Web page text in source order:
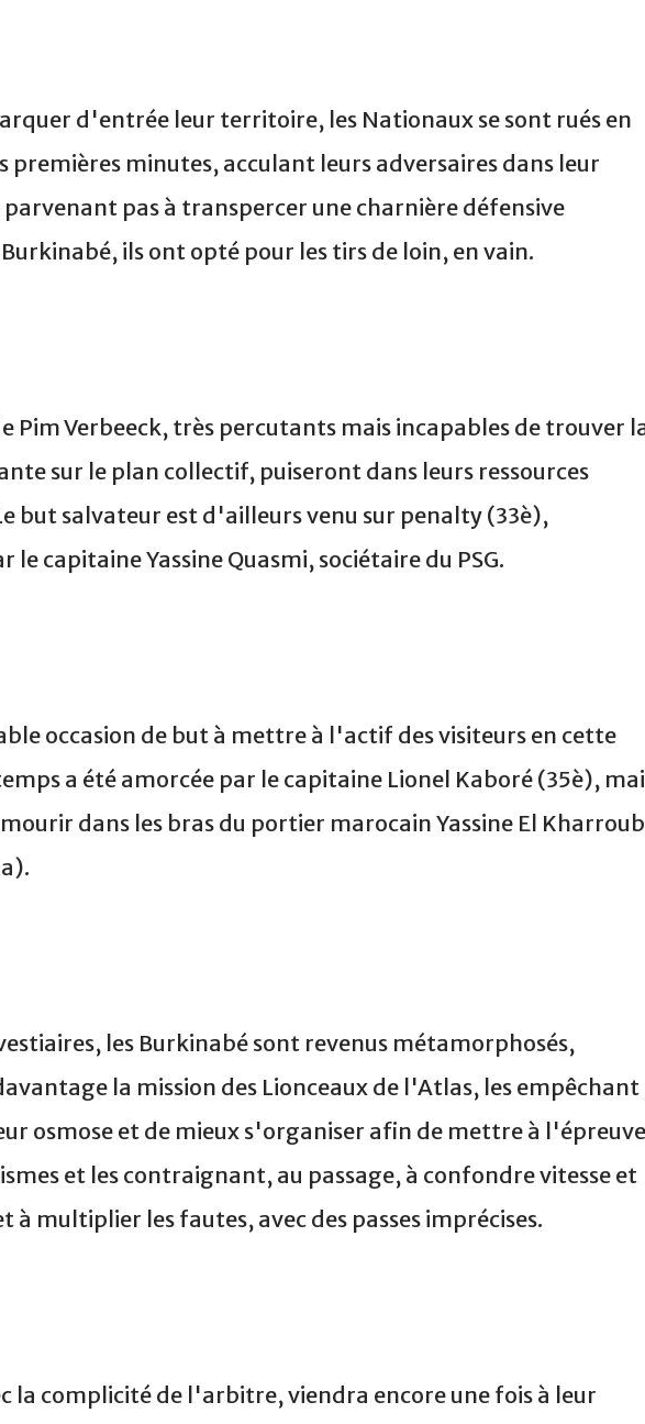
d'entrée leur territoire, les Nationaux se sont rués en
premières minutes, acculant leurs adversaires dans leur
parvenant pas à transpercer une charnière défensive
ils ont opté pour les tirs de loin, en vain.
Pim Verbeeck, très percutants mais incapables de trouver
sur le plan collectif, puiseront dans leurs ressources
but salvateur est d'ailleurs venu sur penalty (33è),
capitaine Yassine Quasmi, sociétaire du PSG.
occasion de but à mettre à l'actif des visiteurs en cette
a été amorcée par le capitaine Lionel Kaboré (35è),
dans les bras du portier marocain Yassine El
les Burkinabé sont revenus métamorphosés,
la mission des Lionceaux de l'Atlas, les empêchant
osmose et de mieux s'organiser afin de mettre à l'épreuve
et les contraignant, au passage, à confondre vitesse et
à multiplier les fautes, avec des passes imprécises.
la complicité de l'arbitre, viendra encore une fois à leur